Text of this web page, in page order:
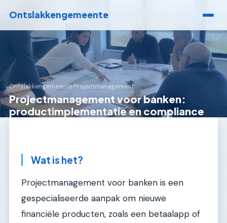
Ontslakkengemeente
Ontslakkengemeente›Projectmanagement
Projectmanagement voor banken:
productimplementatie en compliance
Wat is het?
Projectmanagement voor banken is een
gespecialiseerde aanpak om nieuwe
financiële producten, zoals een betaalapp of